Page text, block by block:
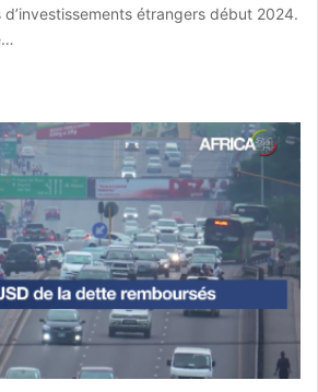
d’investissements étrangers début 2024.